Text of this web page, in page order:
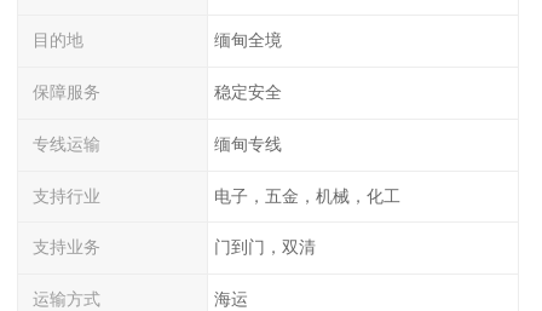
目的地 缅甸全境
保障服务 稳定安全
专线运输 缅甸专线
支持行业 电子，五金，机械，化工
支持业务 门到门，双清
运输方式 海运